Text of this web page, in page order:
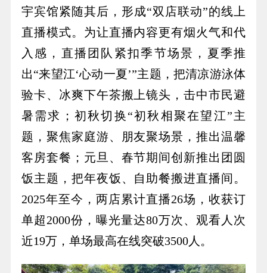
宇宾馆紧随其后，形成“双店联动”的线上
直播模式。为让直播内容更有烟火气和代
入感，直播团队紧扣季节场景，夏季推
出“来望江‘心动一夏’”主题，把清凉游泳体
验卡、冰爽下午茶搬上镜头，击中市民避
暑需求；初秋切换“初秋相聚在望江”主
题，聚焦家庭游、朋友聚场景，推出温馨
客房套餐；元旦、春节期间创新推出团圆
饭主题，把年夜饭、自助餐搬进直播间。
2025年至今，两店累计直播26场，收获订
单超2000份，曝光量达80万次、观看人次
近19万，单场最高在线突破3500人。